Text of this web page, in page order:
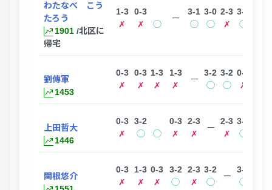
わたなべ こう
たろう
1901 /北区に
帰宅
1-3
✗
0-3
✗
◯
ー
3-1
◯
3-0
◯
2-3
✗
3-1
◯
劉傳軍
1453
0-3
✗
0-3
✗
1-3
✗
1-3
✗
ー
3-2
◯
3-2
◯
0-3
✗
上田哲大
1446
0-3
✗
3-2
◯
◯
0-3
✗
2-3
✗
ー
2-3
✗
3-2
◯
関根悠介
0-3
✗
1-3
✗
0-3
✗
3-2
◯
2-3
✗
3-2
◯
ー
3-0
◯